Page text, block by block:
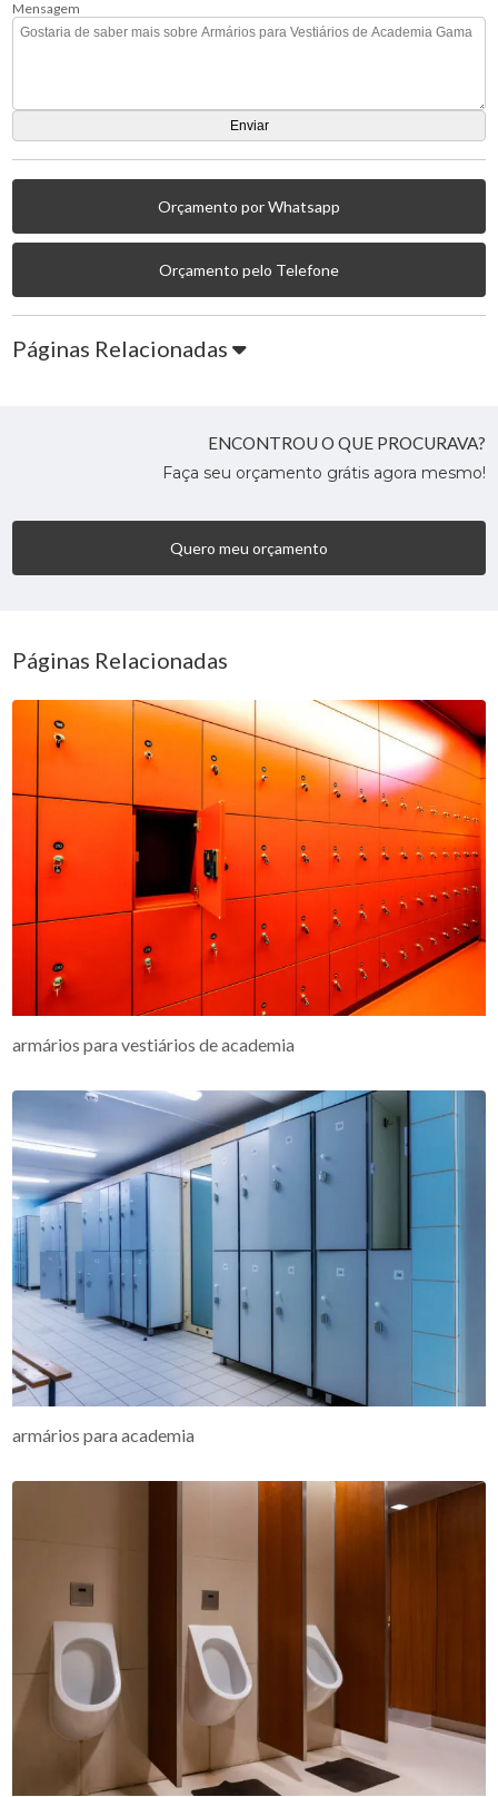
Mensagem
Orçamento por Whatsapp
Orçamento pelo Telefone
Páginas Relacionadas
ENCONTROU O QUE PROCURAVA?
Faça seu orçamento grátis agora mesmo!
Quero meu orçamento
Páginas Relacionadas
armários para vestiários de academia
armários para academia